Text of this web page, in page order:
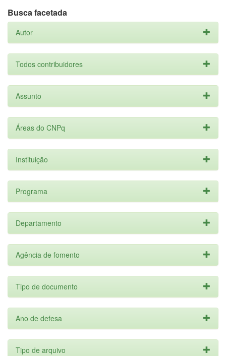
Busca facetada
Autor
Todos contribuidores
Assunto
Áreas do CNPq
Instituição
Programa
Departamento
Agência de fomento
Tipo de documento
Ano de defesa
Tipo de arquivo